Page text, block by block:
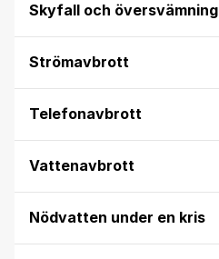
Skyfall och översvämning
Strömavbrott
Telefonavbrott
Vattenavbrott
Nödvatten under en kris